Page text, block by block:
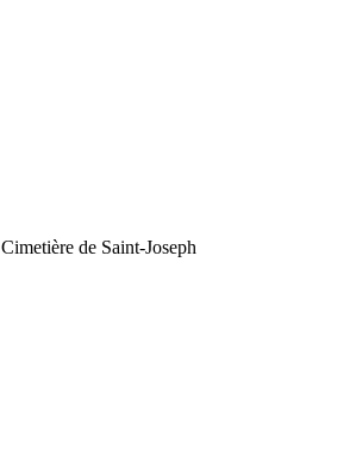
Cimetière de Saint-Joseph